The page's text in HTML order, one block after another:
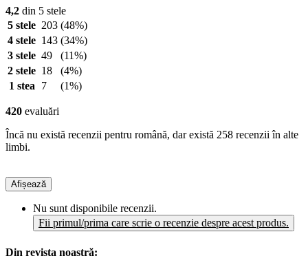
4,2 din 5 stele
5 stele 203 (48%)
4 stele 143 (34%)
3 stele 49
(11%)
2 stele 18
(4%)
1 stea
7 (1%)
420 evaluări
Încă nu există recenzii pentru română, dar există 258 recenzii în alte
limbi.
Afișează
Nu sunt disponibile recenzii.
Fii primul/prima care scrie o recenzie despre acest produs.
Din revista noastră: